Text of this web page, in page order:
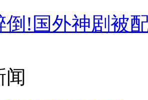
倒!国外神剧被
闻